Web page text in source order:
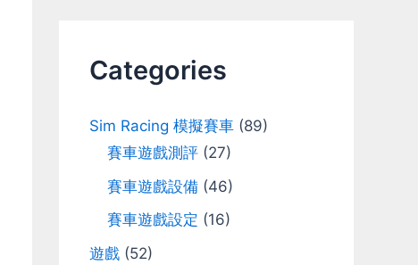
h
Categories
Sim Racing 模擬賽車 (89)
賽車遊戲測評 (27)
賽車遊戲設備 (46)
賽車遊戲設定 (16)
遊戲 (52)